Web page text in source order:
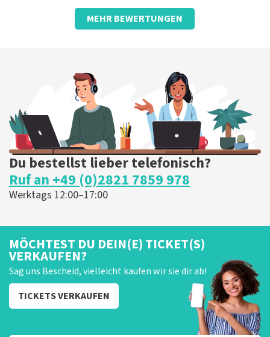
Bewertung von - Ellis Schmidt überTopTicketShop
Tolle digitale Tickets!
MEHR BEWERTUNGEN
Du bestellst lieber telefonisch?
Ruf an +49 (0)2821 7859 978
Werktags 12:00–17:00
MÖCHTEST DU DEIN(E) TICKET(S)
VERKAUFEN?
Sag uns Bescheid, vielleicht kaufen wir sie dir ab!
TICKETS VERKAUFEN